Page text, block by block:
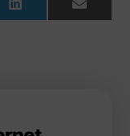
LinkedInEmail